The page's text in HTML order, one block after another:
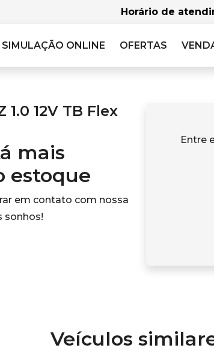
Horário de
SIMULAÇÃO ONLINE OFERTAS
1.0 12V TB Flex
mais
estoque
em contato com nossa
sonhos!
Entre
Veículos